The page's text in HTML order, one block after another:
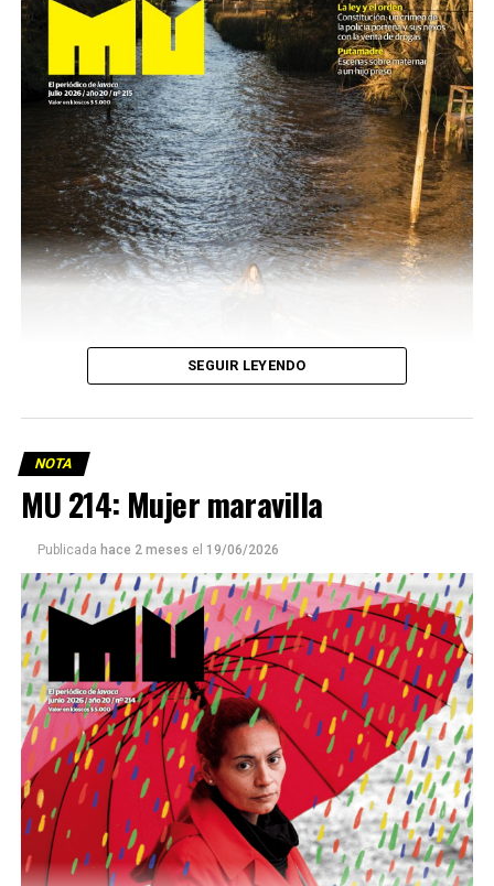
Este número 215 de MU ☝️viene con doble tapa, que
podría ser una frase:
Sin chamuyo, a remarla.
Descargar la Mu en PDF
SEGUIR LEYENDO
NOTA
MU 214: Mujer maravilla
Publicada hace 2 meses el 19/06/2026